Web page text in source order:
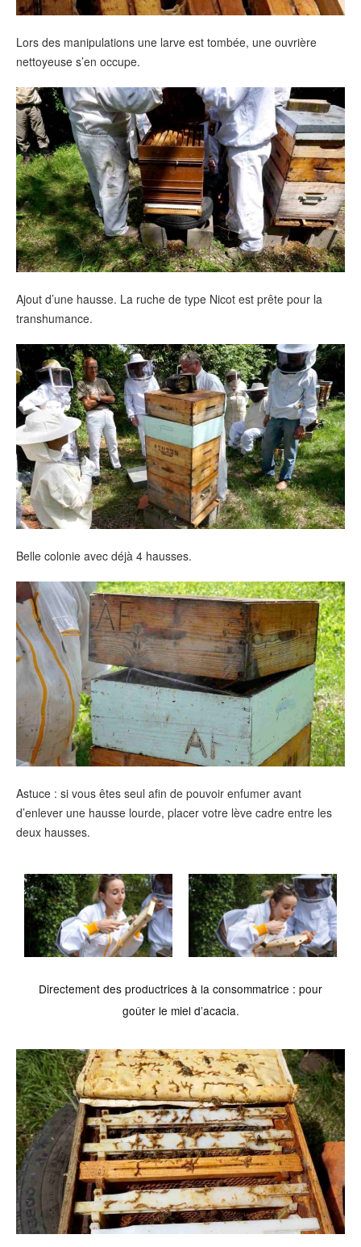
Lors des manipulations une larve est tombée, une ouvrière
nettoyeuse s’en occupe.
Ajout d’une hausse. La ruche de type Nicot est prête pour la
transhumance.
Belle colonie avec déjà 4 hausses.
Astuce : si vous êtes seul afin de pouvoir enfumer avant
d’enlever une hausse lourde, placer votre lève cadre entre les
deux hausses.
Directement des productrices à la consommatrice : pour
goûter le miel d’acacia.